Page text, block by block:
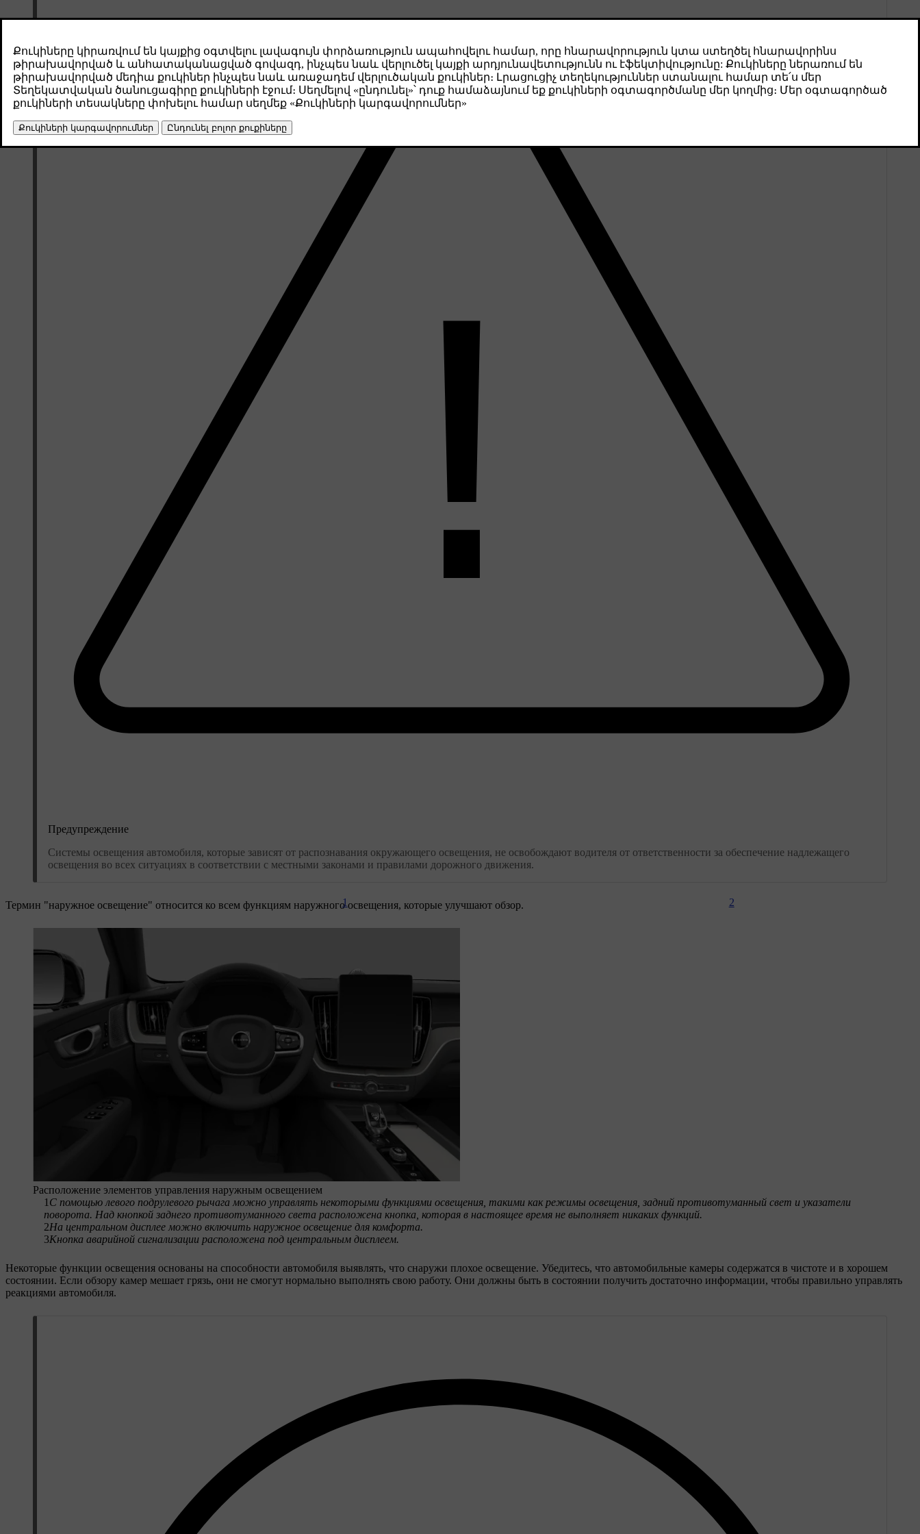
Предупреждение
Системы освещения автомобиля, которые зависят от распознавания окружающего освещения, не освобождают водителя от ответственности за обеспечение надлежащего
освещения во всех ситуациях в соответствии с местными законами и правилами дорожного движения.
Термин "наружное освещение" относится ко всем функциям наружного освещения, которые улучшают обзор. 2
1
Расположение элементов управления наружным освещением
1 С помощью левого подрулевого рычага можно управлять некоторыми функциями освещения, такими как режимы освещения, задний противотуманный свет и указатели
поворота. Над кнопкой заднего противотуманного света расположена кнопка, которая в настоящее время не выполняет никаких функций.
2На центральном дисплее можно включить наружное освещение для комфорта.
3Кнопка аварийной сигнализации расположена под центральным дисплеем.
Некоторые функции освещения основаны на способности автомобиля выявлять, что снаружи плохое освещение. Убедитесь, что автомобильные камеры содержатся в чистоте и в хорошем
состоянии. Если обзору камер мешает грязь, они не смогут нормально выполнять свою работу. Они должны быть в состоянии получить достаточно информации, чтобы правильно управлять
реакциями автомобиля.